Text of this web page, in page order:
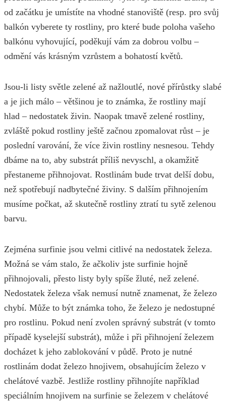
od začátku je umístíte na vhodné stanoviště (resp. pro svůj
balkón vyberete ty rostliny, pro které bude poloha vašeho
balkónu vyhovující, poděkují vám za dobrou volbu –
odmění vás krásným vzrůstem a bohatostí květů.
Jsou-li listy světle zelené až nažloutlé, nové přírůstky slabé
a je jich málo – většinou je to známka, že rostliny mají
hlad – nedostatek živin. Naopak tmavě zelené rostliny,
zvláště pokud rostliny ještě začnou zpomalovat růst – je
poslední varování, že více živin rostliny nesnesou. Tehdy
dbáme na to, aby substrát příliš nevyschl, a okamžitě
přestaneme přihnojovat. Rostlinám bude trvat delší dobu,
než spotřebují nadbytečné živiny. S dalším přihnojením
musíme počkat, až skutečně rostliny ztratí tu sytě zelenou
barvu.
Zejména surfinie jsou velmi citlivé na nedostatek železa.
Možná se vám stalo, že ačkoliv jste surfinie hojně
přihnojovali, přesto listy byly spíše žluté, než zelené.
Nedostatek železa však nemusí nutně znamenat, že železo
chybí. Může to být známka toho, že železo je nedostupné
pro rostlinu. Pokud není zvolen správný substrát (v tomto
případě kyselejší substrát), může i při přihnojení železem
docházet k jeho zablokování v půdě. Proto je nutné
rostlinám dodat železo hnojivem, obsahujícím železo v
chelátové vazbě. Jestliže rostliny přihnojíte například
speciálním hnojivem na surfinie se železem v chelátové